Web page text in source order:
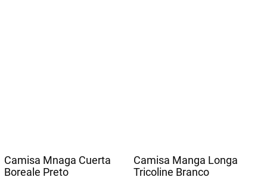
Camisa Mnaga Cuerta
Boreale Preto
Camisa Manga Longa
Tricoline Branco